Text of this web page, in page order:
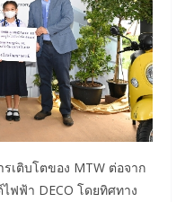
เติบโตของ MTW ต่อจาก
ฟฟ้า DECO โดยทิศทาง